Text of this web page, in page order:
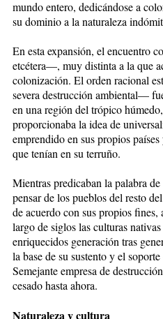
mundo entero, dedicándose a
su dominio a la naturaleza
En esta expansión, el encuentro
etcétera—, muy distinta a la que
colonización. El orden racional
severa destrucción ambiental—
en una región del trópico
proporcionaba la idea de
emprendido en sus propios
que tenían en su terruño.
Mientras predicaban la palabra
pensar de los pueblos del resto
de acuerdo con sus propios
largo de siglos las culturas
enriquecidos generación tras
la base de su sustento y el
Semejante empresa de
cesado hasta ahora.
Naturaleza y cultura